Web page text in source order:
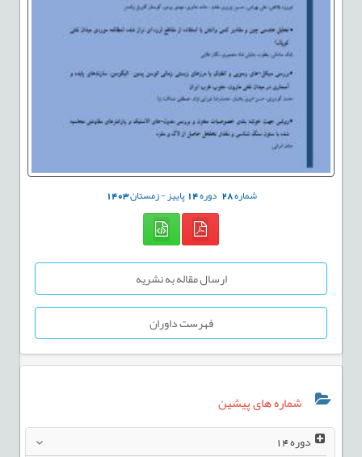
شماره28 دوره14پاییز - زمستان1403
ارسال مقاله به نشریه
فهرست داوران
شماره های پیشین
دوره14